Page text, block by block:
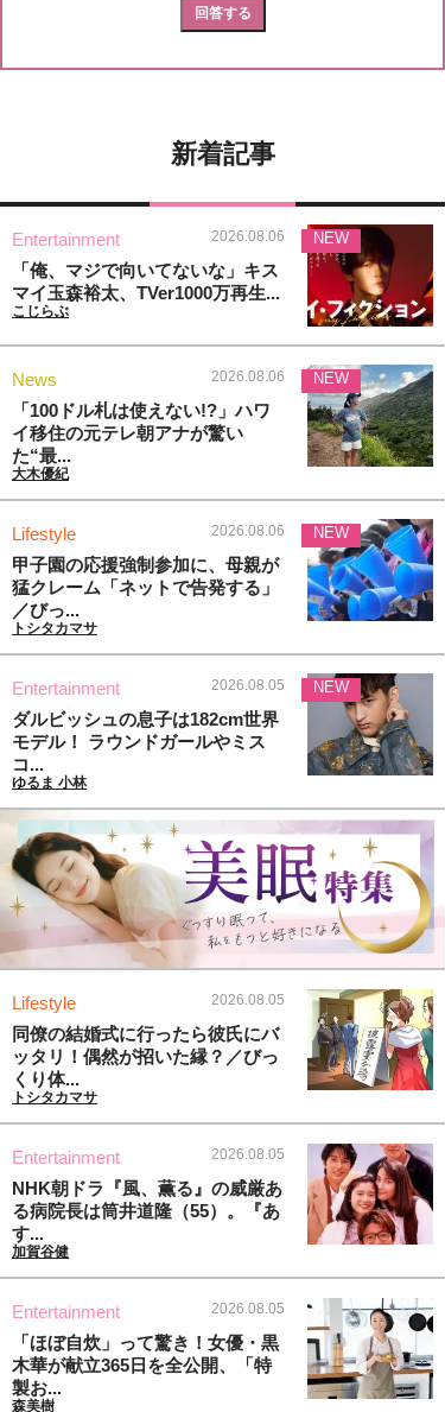
新着記事
Entertainment 2026.08.06
「俺、マジで向いてないな」キス
マイ玉森裕太、TVer1000万再生...
こじらぶ
NEW
News 2026.08.06
「100ドル札は使えない!?」ハワ
イ移住の元テレ朝アナが驚い
た“最...
大木優紀
NEW
Lifestyle 2026.08.06
甲子園の応援強制参加に、母親が
猛クレーム「ネットで告発する」
／びっ...
トシタカマサ
NEW
Entertainment 2026.08.05
ダルビッシュの息子は182cm世界
モデル！ ラウンドガールやミス
コ...
ゆるま 小林
NEW
Lifestyle 2026.08.05
同僚の結婚式に行ったら彼氏にバ
ッタリ！偶然が招いた縁？／びっ
くり体...
トシタカマサ
Entertainment 2026.08.05
NHK朝ドラ『風、薫る』の威厳あ
る病院長は筒井道隆（55）。『あ
す...
加賀谷健
Entertainment 2026.08.05
「ほぼ自炊」って驚き！女優・黒
木華が献立365日を全公開、「特
製お...
森美樹